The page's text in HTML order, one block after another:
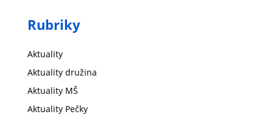
Rubriky
Aktuality
Aktuality družina
Aktuality MŠ
Aktuality Pečky